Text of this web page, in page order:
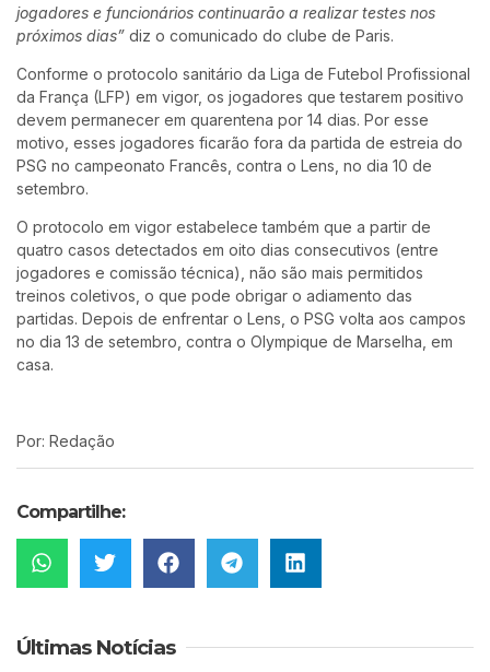
jogadores e funcionários continuarão a realizar testes nos
próximos dias” diz o comunicado do clube de Paris.
Conforme o protocolo sanitário da Liga de Futebol Profissional
da França (LFP) em vigor, os jogadores que testarem positivo
devem permanecer em quarentena por 14 dias. Por esse
motivo, esses jogadores ficarão fora da partida de estreia do
PSG no campeonato Francês, contra o Lens, no dia 10 de
setembro.
O protocolo em vigor estabelece também que a partir de
quatro casos detectados em oito dias consecutivos (entre
jogadores e comissão técnica), não são mais permitidos
treinos coletivos, o que pode obrigar o adiamento das
partidas. Depois de enfrentar o Lens, o PSG volta aos campos
no dia 13 de setembro, contra o Olympique de Marselha, em
casa.
Por: Redação
Compartilhe:
Últimas Notícias